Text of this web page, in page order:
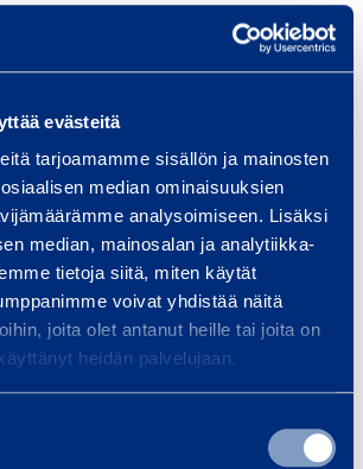
evästeitä
tarjoamamme sisällön ja mainosten
median ominaisuuksien
analysoimiseen. Lisäksi
median, mainosalan ja analytiikka-
tietoja siitä, miten käytät
voivat yhdistää näitä
joita olet antanut heille tai joita on
heidän palvelujaan.
o
r
k
o
n
e
,
a
k
k
akku
SFC22-A
/ päivä (alv 0 %)
Iskevä
MAKITA
13,63 € /